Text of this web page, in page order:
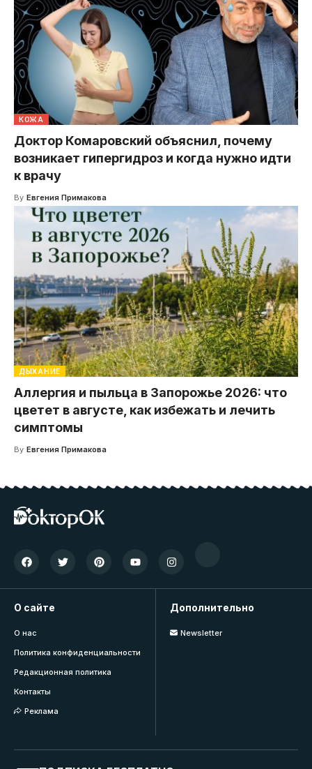
КОЖА
Доктор Комаровский объяснил, почему
возникает гипергидроз и когда нужно идти
к врачу
By Евгения Примакова
ДЫХАНИЕ
Аллергия и пыльца в Запорожье 2026: что
цветет в августе, как избежать и лечить
симптомы
By Евгения Примакова
О сайте
О нас
Политика конфиденциальности
Редакционная политика
Контакты
Реклама
Дополнительно
Newsletter